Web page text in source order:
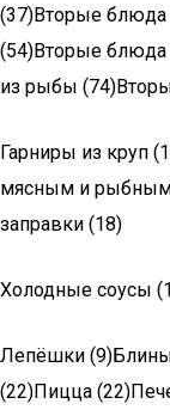
(37)Вторые
(54)Вторые
из рыбы
Гарниры из круп
мясным и
заправки (18)
Холодные соусы
Лепёшки
(22)Пицца